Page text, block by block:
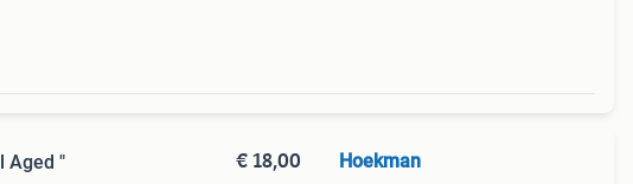
Aged " € 18,00 Hoekman